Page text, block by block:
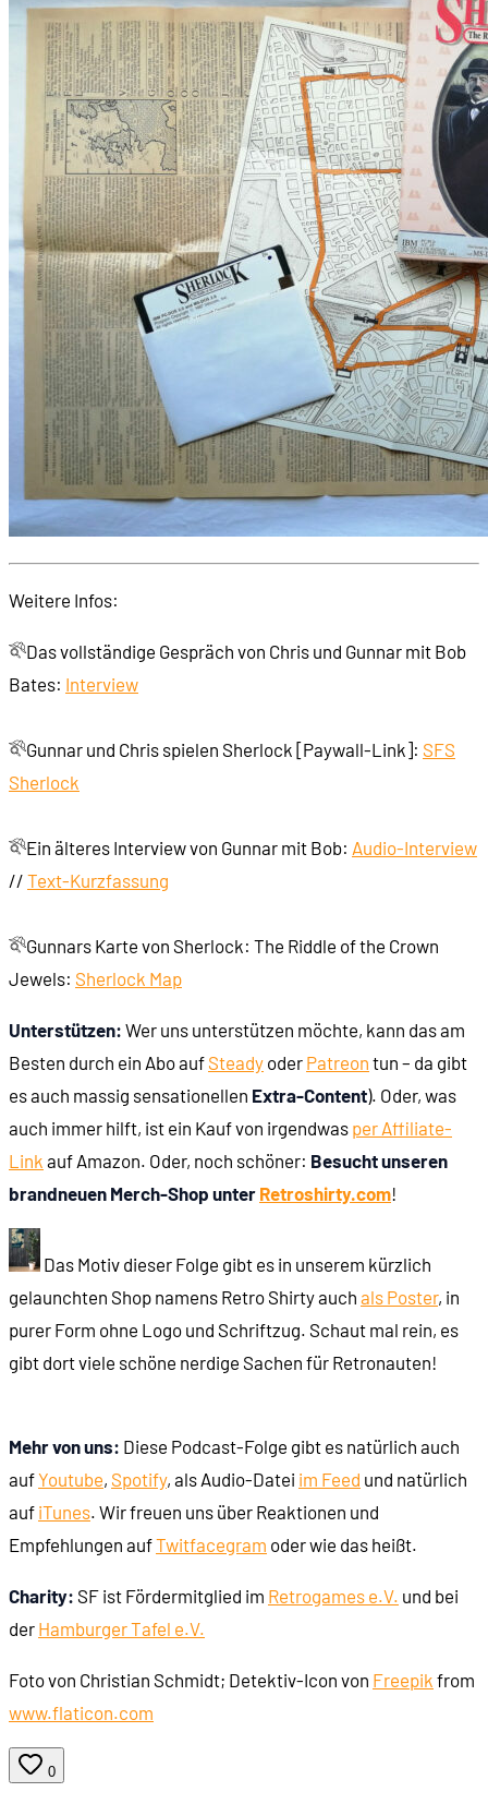
Weitere Infos:
Das vollständige Gespräch von Chris und Gunnar mit Bob
Bates: Interview
Gunnar und Chris spielen Sherlock [Paywall-Link]: SFS
Sherlock
Ein älteres Interview von Gunnar mit Bob: Audio-Interview
// Text-Kurzfassung
Gunnars Karte von Sherlock: The Riddle of the Crown
Jewels: Sherlock Map
Unterstützen: Wer uns unterstützen möchte, kann das am
Besten durch ein Abo auf Steady oder Patreon tun – da gibt
es auch massig sensationellen Extra-Content). Oder, was
auch immer hilft, ist ein Kauf von irgendwas per Affiliate-
Link auf Amazon. Oder, noch schöner: Besucht unseren
brandneuen Merch-Shop unter Retroshirty.com!
Das Motiv dieser Folge gibt es in unserem kürzlich
gelaunchten Shop namens Retro Shirty auch als Poster, in
purer Form ohne Logo und Schriftzug. Schaut mal rein, es
gibt dort viele schöne nerdige Sachen für Retronauten!
Mehr von uns: Diese Podcast-Folge gibt es natürlich auch
aufYoutube, Spotify, als Audio-Datei im Feed und natürlich
auf iTunes. Wir freuen uns über Reaktionen und
Empfehlungen aufTwitfacegram oder wie das heißt.
Charity: SF ist Fördermitglied im Retrogames e.V. und bei
der Hamburger Tafel e.V.
Foto von Christian Schmidt; Detektiv-Icon von Freepik from
www.flaticon.com
0